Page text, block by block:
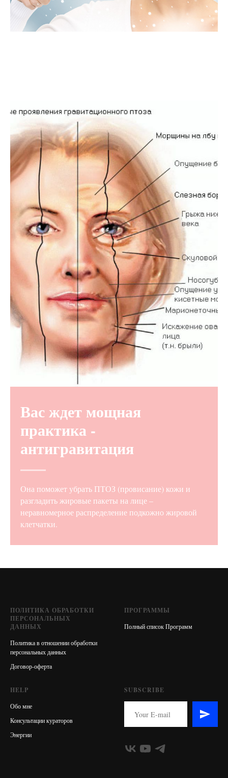
Вас ждет мощная
практика -
антигравитация
Она поможет убрать ПТОЗ (провисание) кожи и
разгладить жировые пакеты на лице –
неравномерное распределение подкожно жировой
клетчатки.
ПОЛИТИКА ОБРАБОТКИ
ПЕРСОНАЛЬНЫХ
ДАННЫХ
Политика в отношении обработки
персональных данных
Договор-оферта
ПРОГРАММЫ
Полный список Программ
HELP
Обо мне
Консультации кураторов
Энергии
SUBSCRIBE